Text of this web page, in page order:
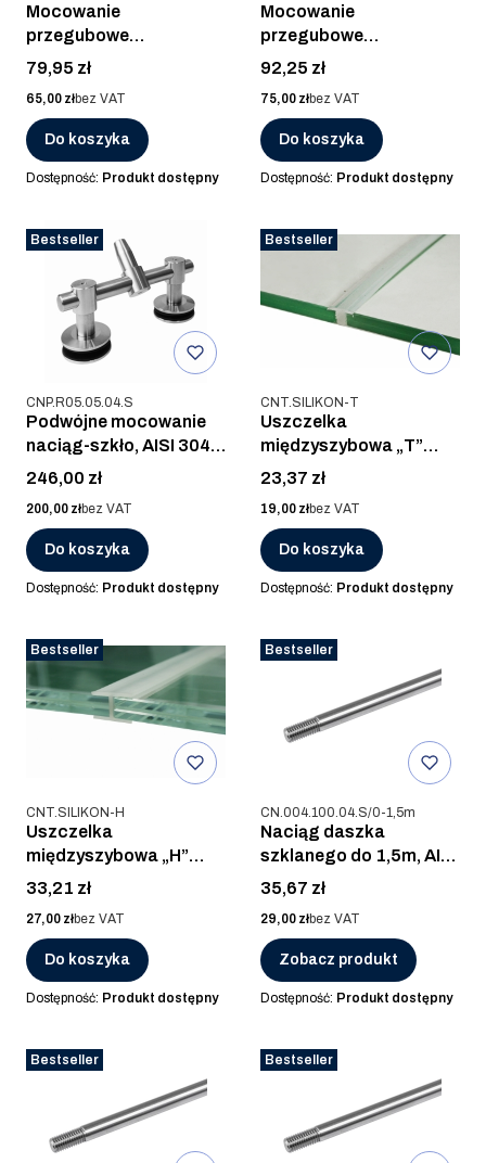
Mocowanie
przegubowe
naciąg/szkło, AISI 304,
SZLIF
Cena
79,95 zł
Cena
65,00 złbez VAT
Do koszyka
Dostępność: Produkt dostępny
Mocowanie
przegubowe
naciąg/szkło, AISI 316,
SZLIF
Cena
92,25 zł
Cena
75,00 złbez VAT
Do koszyka
Dostępność: Produkt dostępny
Bestseller
Kod produktu
CNP.R05.05.04.S
Podwójne mocowanie
naciąg-szkło, AISI 304,
SZLIF
Cena
246,00 zł
Cena
200,00 złbez VAT
Do koszyka
Dostępność: Produkt dostępny
Bestseller
Kod produktu
CNT.SILIKON-T
Uszczelka
międzyszybowa „T”
daszka podwójnego,
SILIKON
Cena
23,37 zł
Cena
19,00 złbez VAT
Do koszyka
Dostępność: Produkt dostępny
Bestseller
Kod produktu
CNT.SILIKON-H
Uszczelka
międzyszybowa „H”
daszka podwójnego,
SILIKON
Cena
33,21 zł
Cena
27,00 złbez VAT
Do koszyka
Dostępność: Produkt dostępny
Bestseller
Kod produktu
CN.004.100.04.S/0-1,5m
Naciąg daszka
szklanego do 1,5m, AISI
304, SUROWA
Cena
35,67 zł
Cena
29,00 złbez VAT
Zobacz produkt
Dostępność: Produkt dostępny
Bestseller Bestseller